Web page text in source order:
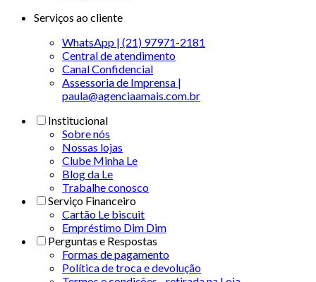
Serviços ao cliente
WhatsApp | (21) 97971-2181
Central de atendimento
Canal Confidencial
Assessoria de Imprensa |
paula@agenciaamais.com.br
Institucional
Sobre nós
Nossas lojas
Clube Minha Le
Blog da Le
Trabalhe conosco
Serviço Financeiro
Cartão Le biscuit
Empréstimo Dim Dim
Perguntas e Respostas
Formas de pagamento
Política de troca e devolução